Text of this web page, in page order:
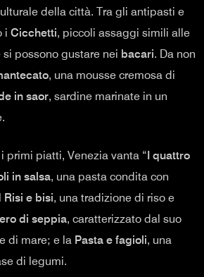
della città. Tra gli antipasti e
i Cicchetti, piccoli assaggi simili alle
possono gustare nei bacari. Da non
, una mousse cremosa di
in saor, sardine marinate in un
primi piatti, Venezia vanta “I quattro
in salsa, una pasta condita con
Risi e bisi, una tradizione di riso e
di seppia, caratterizzato dal suo
di mare; e la Pasta e fagioli, una
di legumi.